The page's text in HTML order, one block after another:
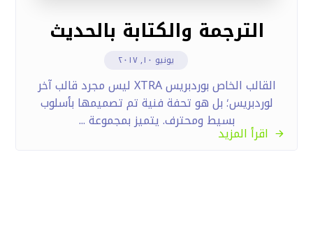
الترجمة والكتابة بالحديث
يونيو ١٠, ٢٠١٧
القالب الخاص بوردبريس XTRA ليس مجرد قالب آخر
لوردبريس؛ بل هو تحفة فنية تم تصميمها بأسلوب
بسيط ومحترف. يتميز بمجموعة ...
اقرأ المزيد